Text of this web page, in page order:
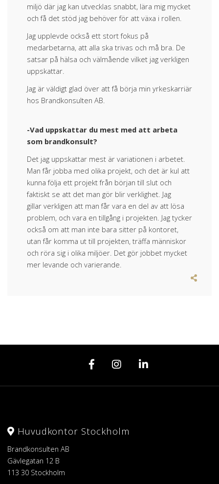
miljö där jag kan utvecklas snabbt, lära mig mycket
och få det stöd jag behöver för att växa i rollen.
Jag upplevde också ett stort fokus på
medarbetarna, att alla ska trivas och må bra. De
satsar på hälsa och välmående vilket jag verkligen
uppskattar.
Jag är väldigt glad över att få börja min yrkeskarriär
hos Brandkonsulten AB.
-Vad uppskattar du mest med att arbeta
som brandkonsult?
Det jag uppskattar mest är variationen i arbetet.
Man får jobba med olika projekt, och det är kul att
kunna följa ett projekt från början till slut och
faktiskt se att det man gör blir verklighet. Jag
gillar verkligen att man får vara en del av att lösa
problem, och vara en tillgång i projekten. Jag tycker
också om att man inte bara sitter på kontoret,
utan får komma ut till projekten, träffa människor
och röra sig i olika miljöer. Det gör jobbet mycket
mer levande och varierande.
Huvudkontor Stockholm
Brandkonsulten AB
Gävlegatan 12 B
113 30 Stockholm